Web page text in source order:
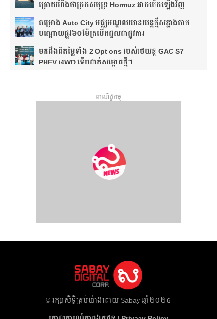
ក្រោយរំពឹងថា​ច្រកសមុទ្រ Hormuz អាចបើកឡើងវិញ
គម្រោង Auto City មជ្ឈមណ្ឌលយានយន្តថ្មីសន្លាង​តាម
បណ្តោយផ្លូវ​​៦០ម៉ែត្រ​បើកជួលជាផ្លូវការ
មកដឹងពីតម្លៃទាំង 2 Options របស់រថយន្ត GAC S7
PHEV i4WD ទើបដាក់សម្ពោធថ្មីៗ
ពាណិជ្ជកម្ម
​© រក្សា​សិទ្ធិ​គ្រប់​យ៉ាង​ដោយ​ Sabay ឆ្នាំ​២០២៤